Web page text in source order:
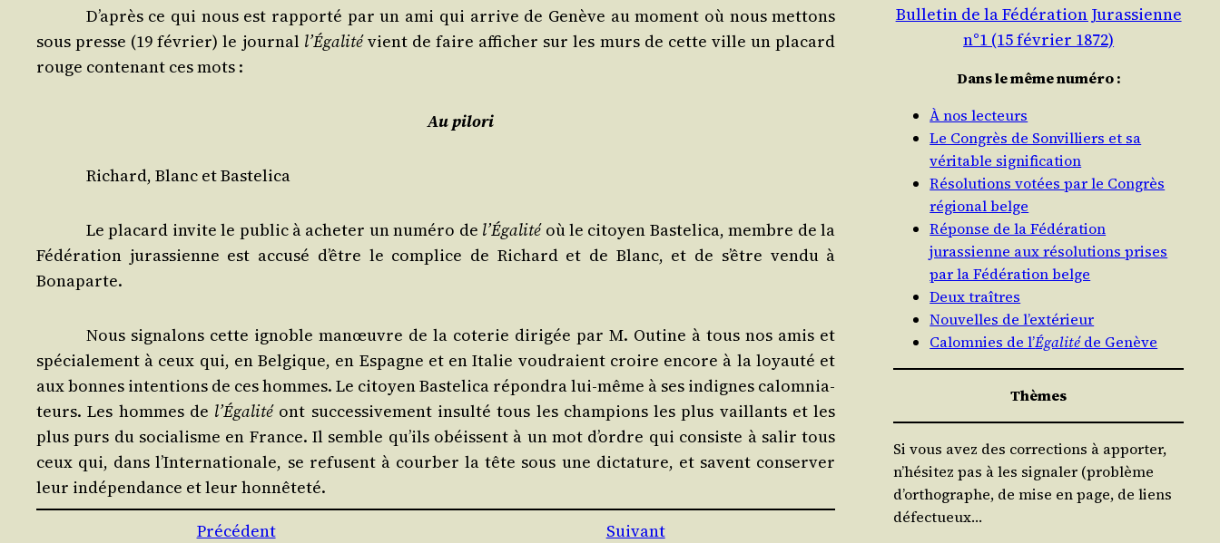
D’a­près ce qui nous est rap­por­té par un ami qui arrive de Genève au moment où nous met­tons
sous presse (19 février) le jour­nal l’É­ga­li­tévient de faire affi­cher sur les murs de cette ville un pla­card
rouge conte­nant ces mots :
Au pilo­ri
Richard, Blanc et Bastelica
Le pla­card invite le public à ache­ter un numé­ro de l’É­ga­li­téoù le citoyen Bas­te­li­ca, membre de la
Fédé­ra­tion juras­sienne est accu­sé d’être le com­plice de Richard et de Blanc, et de s’être ven­du à
Bonaparte.
Nous signa­lons cette ignoble manœuvre de la cote­rie diri­gée par M. Outine à tous nos amis et
spé­cia­le­ment à ceux qui, en Bel­gique, en Espagne et en Ita­lie vou­draient croire encore à la loyau­té et
aux bonnes inten­tions de ces hommes. Le citoyen Bas­te­li­ca répon­dra lui-même à ses indignes calom­nia­
teurs. Les hommes de l’É­ga­li­téont suc­ces­si­ve­ment insul­té tous les cham­pions les plus vaillants et les
plus purs du socia­lisme en France. Il semble qu’ils obéissent à un mot d’ordre qui consiste à salir tous
ceux qui, dans l’In­ter­na­tio­nale, se refusent à cour­ber la tête sous une dic­ta­ture, et savent conser­ver
leur indé­pen­dance et leur honnêteté.
Précédent
Suivant
Bulletin de la Fédération Jurassienne
n°1 (15 février 1872)
Dans le même numéro :
À nos lecteurs
Le Congrès de Sonvilliers et sa
véritable signification
Résolutions votées par le Congrès
régional belge
Réponse de la Fédération
jurassienne aux résolutions prises
par la Fédération belge
Deux traîtres
Nouvelles de l’extérieur
Calomnies de l’Égalitéde Genève
Thèmes
Si vous avez des corrections à apporter,
n’hésitez pas à les signaler (problème
d’orthographe, de mise en page, de liens
défectueux…